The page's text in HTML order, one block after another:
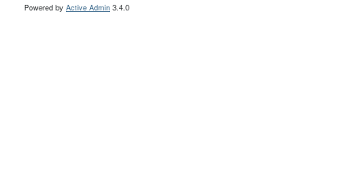
Powered by Active Admin 3.4.0